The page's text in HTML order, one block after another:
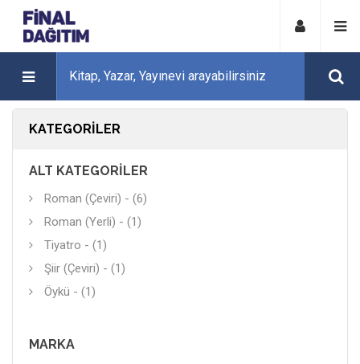
KATEGORILER
ALT KATEGORILER
Roman (Çeviri) - (6)
Roman (Yerli) - (1)
Tiyatro - (1)
Şiir (Çeviri) - (1)
Öykü - (1)
MARKA